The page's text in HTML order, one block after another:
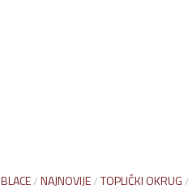
BLACE/NAJNOVIJE/TOPLIČKI OKRUG/